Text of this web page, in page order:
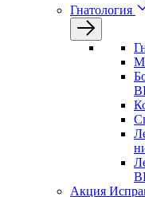
Гнатология
Акция